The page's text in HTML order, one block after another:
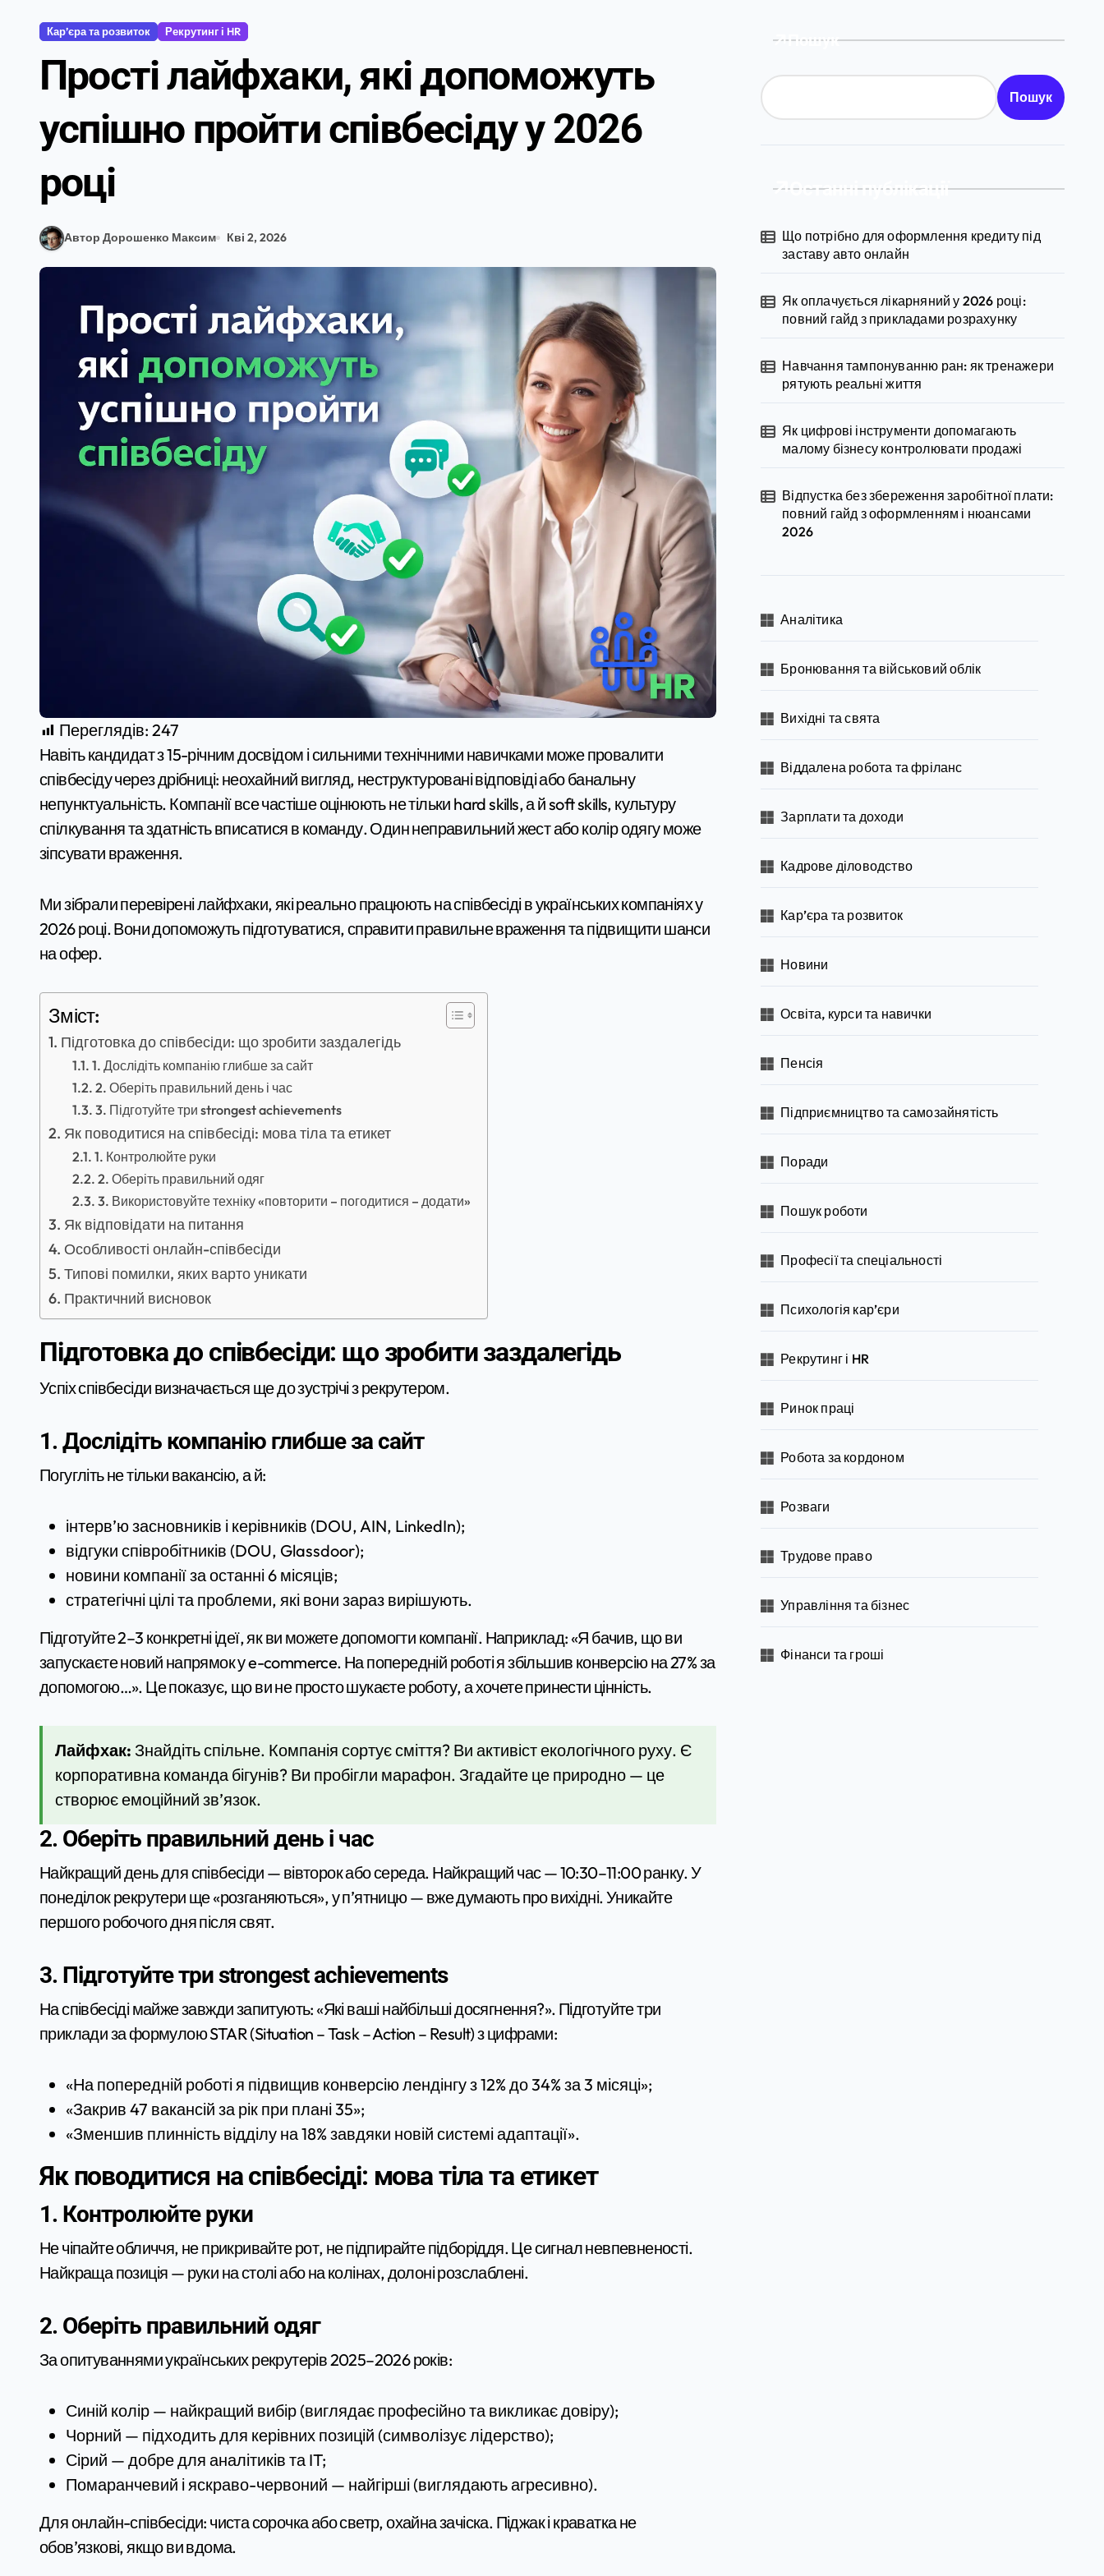
Кар’єра та розвиток Рекрутинг і HR
Прості лайфхаки, які допоможуть
успішно пройти співбесіду у 2026
році
Автор Дорошенко Максим Кві 2, 2026
Переглядів: 247
Навіть кандидат з 15-річним досвідом і сильними технічними навичками може провалити
співбесіду через дрібниці: неохайний вигляд, неструктуровані відповіді або банальну
непунктуальність. Компанії все частіше оцінюють не тільки hard skills, а й soft skills, культуру
спілкування та здатність вписатися в команду. Один неправильний жест або колір одягу може
зіпсувати враження.
Ми зібрали перевірені лайфхаки, які реально працюють на співбесіді в українських компаніях у
2026 році. Вони допоможуть підготуватися, справити правильне враження та підвищити шанси
на офер.
Зміст:
Підготовка до співбесіди: що зробити заздалегідь
1. Дослідіть компанію глибше за сайт
2. Оберіть правильний день і час
3. Підготуйте три strongest achievements
Як поводитися на співбесіді: мова тіла та етикет
1. Контролюйте руки
2. Оберіть правильний одяг
3. Використовуйте техніку «повторити – погодитися – додати»
Як відповідати на питання
Особливості онлайн-співбесіди
Типові помилки, яких варто уникати
Практичний висновок
Підготовка до співбесіди: що зробити заздалегідь
Успіх співбесіди визначається ще до зустрічі з рекрутером.
1. Дослідіть компанію глибше за сайт
Погугліть не тільки вакансію, а й:
інтерв’ю засновників і керівників (DOU, AIN, LinkedIn);
відгуки співробітників (DOU, Glassdoor);
новини компанії за останні 6 місяців;
стратегічні цілі та проблеми, які вони зараз вирішують.
Підготуйте 2–3 конкретні ідеї, як ви можете допомогти компанії. Наприклад: «Я бачив, що ви
запускаєте новий напрямок у e-commerce. На попередній роботі я збільшив конверсію на 27% за
допомогою…». Це показує, що ви не просто шукаєте роботу, а хочете принести цінність.
Лайфхак: Знайдіть спільне. Компанія сортує сміття? Ви активіст екологічного руху. Є
корпоративна команда бігунів? Ви пробігли марафон. Згадайте це природно — це
створює емоційний зв’язок.
2. Оберіть правильний день і час
Найкращий день для співбесіди — вівторок або середа. Найкращий час — 10:30–11:00 ранку. У
понеділок рекрутери ще «розганяються», у п’ятницю — вже думають про вихідні. Уникайте
першого робочого дня після свят.
3. Підготуйте три strongest achievements
На співбесіді майже завжди запитують: «Які ваші найбільші досягнення?». Підготуйте три
приклади за формулою STAR (Situation – Task – Action – Result) з цифрами:
«На попередній роботі я підвищив конверсію лендінгу з 12% до 34% за 3 місяці»;
«Закрив 47 вакансій за рік при плані 35»;
«Зменшив плинність відділу на 18% завдяки новій системі адаптації».
Як поводитися на співбесіді: мова тіла та етикет
1. Контролюйте руки
Не чіпайте обличчя, не прикривайте рот, не підпирайте підборіддя. Це сигнал невпевненості.
Найкраща позиція — руки на столі або на колінах, долоні розслаблені.
2. Оберіть правильний одяг
За опитуваннями українських рекрутерів 2025–2026 років:
Синій колір — найкращий вибір (виглядає професійно та викликає довіру);
Чорний — підходить для керівних позицій (символізує лідерство);
Сірий — добре для аналітиків та IT;
Помаранчевий і яскраво-червоний — найгірші (виглядають агресивно).
Для онлайн-співбесіди: чиста сорочка або светр, охайна зачіска. Піджак і краватка не
обов’язкові, якщо ви вдома.
Пошук
Пошук
Останні публікації
Що потрібно для оформлення кредиту під
заставу авто онлайн
Як оплачується лікарняний у 2026 році:
повний гайд з прикладами розрахунку
Навчання тампонуванню ран: як тренажери
рятують реальні життя
Як цифрові інструменти допомагають
малому бізнесу контролювати продажі
Відпустка без збереження заробітної плати:
повний гайд з оформленням і нюансами
2026
Аналітика
Бронювання та військовий облік
Вихідні та свята
Віддалена робота та фріланс
Зарплати та доходи
Кадрове діловодство
Кар’єра та розвиток
Новини
Освіта, курси та навички
Пенсія
Підприємництво та самозайнятість
Поради
Пошук роботи
Професії та спеціальності
Психологія кар’єри
Рекрутинг і HR
Ринок праці
Робота за кордоном
Розваги
Трудове право
Управління та бізнес
Фінанси та гроші